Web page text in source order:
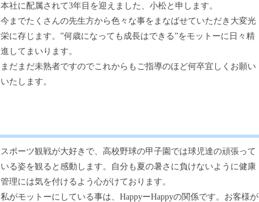
本社に配属されて3年目を迎えました、小松と申します。
今までたくさんの先生方から色々な事をまなばせていただき大変光
栄に存じます。”何歳になっても成長はできる”をモットーに日々精
進してまいります。
まだまだ未熟者ですのでこれからもご指導のほど何卒宜しくお願い
いたします。
スポーツ観戦が大好きで、高校野球の甲子園では球児達の頑張って
いる姿を観ると感動します。自分も夏の暑さに負けないように健康
管理には気を付けるよう心がけております。
私がモットーにしている事は、HappyーHappyの関係です。お客様が